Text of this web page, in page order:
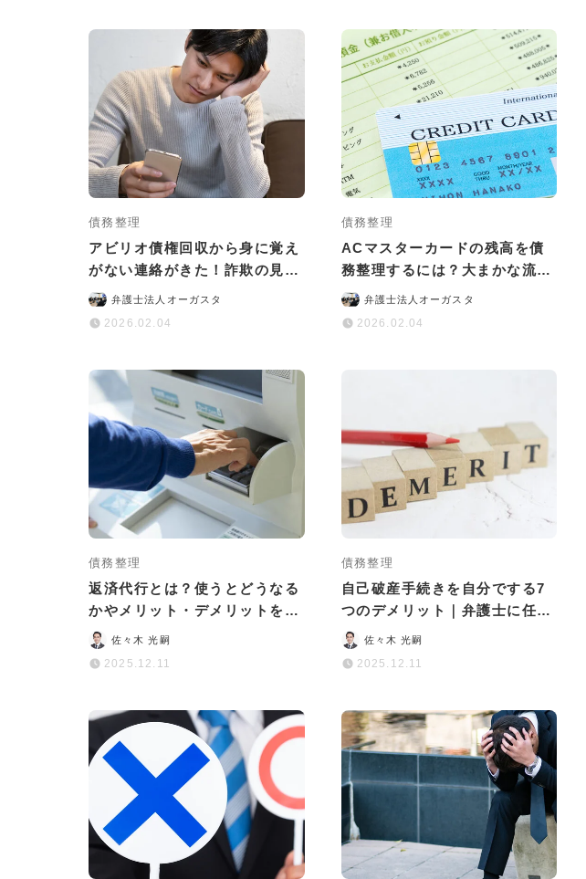
債務整理
アビリオ債権回収から身に覚え
がない連絡がきた！詐欺の見分
け方や正しい対処法を解説
弁護士法人オーガスタ
2026.02.04
債務整理
ACマスターカードの残高を債
務整理するには？大まかな流れ
やデメリットなどを解説
弁護士法人オーガスタ
2026.02.04
債務整理
返済代行とは？使うとどうなる
かやメリット・デメリットをわ
かりやすく解説
佐々木 光嗣
2025.12.11
債務整理
自己破産手続きを自分でする7
つのデメリット｜弁護士に任せ
た方が安いことも
佐々木 光嗣
2025.12.11